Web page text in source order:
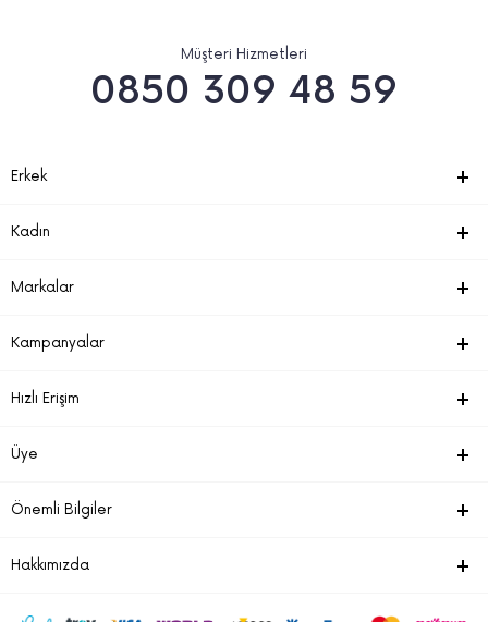
Müşteri Hizmetleri
0850 309 48 59
Erkek
Kadın
Markalar
Kampanyalar
Hızlı Erişim
Üye
Önemli Bilgiler
Hakkımızda